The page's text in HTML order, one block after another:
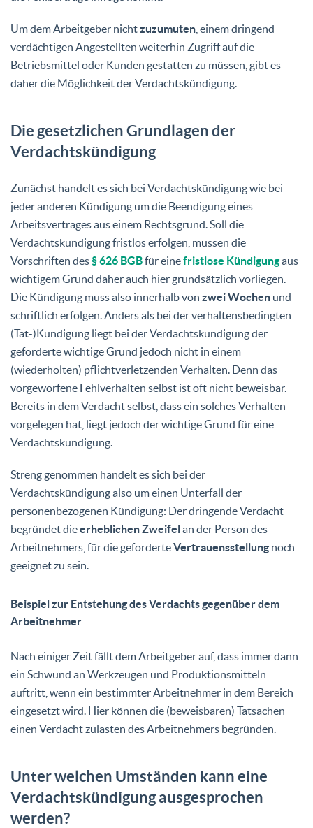
Um dem Arbeitgeber nichtzuzumuten , einem dringend
verdächtigen Angestellten weiterhin Zugriff auf die
Betriebsmittel oder Kunden gestatten zu müssen, gibt es
daher die Möglichkeit der Verdachtskündigung.
Die gesetzlichen Grundlagen der
Verdachtskündigung
Zunächst handelt es sich bei Verdachtskündigung wie bei
jeder anderen Kündigung um die Beendigung eines
Arbeitsvertrages aus einem Rechtsgrund. Soll die
Verdachtskündigung fristlos erfolgen, müssen die
Vorschriften des§ 626 BGBfür einefristlose Kündigungaus
wichtigem Grund daher auch hier grundsätzlich vorliegen.
Die Kündigung muss also innerhalb von zwei Wochen und
schriftlich erfolgen. Anders als bei der verhaltensbedingten
(Tat-)Kündigung liegt bei der Verdachtskündigung der
geforderte wichtige Grund jedoch nicht in einem
(wiederholten) pflichtverletzenden Verhalten. Denn das
vorgeworfene Fehlverhalten selbst ist oft nicht beweisbar.
Bereits in dem Verdacht selbst, dass ein solches Verhalten
vorgelegen hat, liegt jedoch der wichtige Grund für eine
Verdachtskündigung.
Streng genommen handelt es sich bei der
Verdachtskündigung also um einen Unterfall der
personenbezogenen Kündigung: Der dringende Verdacht
begründet dieerheblichen Zweifelan der Person des
Arbeitnehmers, für die geforderteVertrauensstellung noch
geeignet zu sein.
Beispiel zur Entstehung des Verdachts gegenüber dem
Arbeitnehmer
Nach einiger Zeit fällt dem Arbeitgeber auf, dass immer dann
ein Schwund an Werkzeugen und Produktionsmitteln
auftritt, wenn ein bestimmter Arbeitnehmer in dem Bereich
eingesetzt wird. Hier können die (beweisbaren) Tatsachen
einen Verdacht zulasten des Arbeitnehmers begründen.
Unter welchen Umständen kann eine
Verdachtskündigung ausgesprochen
werden?